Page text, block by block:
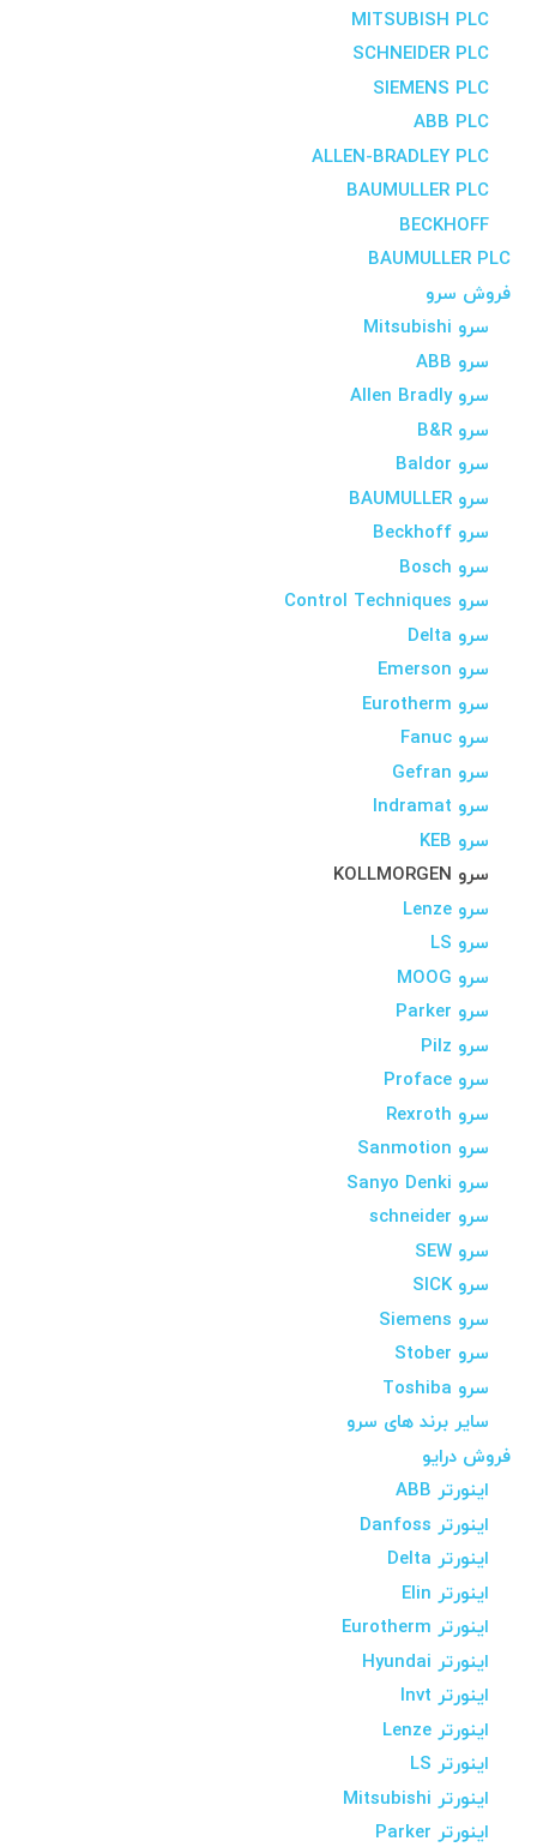
MITSUBISH PLC
SCHNEIDER PLC
SIEMENS PLC
ABB PLC
ALLEN-BRADLEY PLC
BAUMULLER PLC
BECKHOFF
BAUMULLER PLC
فروش سرو
سرو Mitsubishi
سرو ABB
سرو Allen Bradly
سرو B&R
سرو Baldor
سرو BAUMULLER
سرو Beckhoff
سرو Bosch
سرو Control Techniques
سرو Delta
سرو Emerson
سرو Eurotherm
سرو Fanuc
سرو Gefran
سرو Indramat
سرو KEB
سرو KOLLMORGEN
سرو Lenze
سرو LS
سرو MOOG
سرو Parker
سرو Pilz
سرو Proface
سرو Rexroth
سرو Sanmotion
سرو Sanyo Denki
سرو schneider
سرو SEW
سرو SICK
سرو Siemens
سرو Stober
سرو Toshiba
سایر برند های سرو
فروش درایو
اینورتر ABB
اینورتر Danfoss
اینورتر Delta
اینورتر Elin
اینورتر Eurotherm
اینورتر Hyundai
اینورتر Invt
اینورتر Lenze
اینورتر LS
اینورتر Mitsubishi
اینورتر Parker